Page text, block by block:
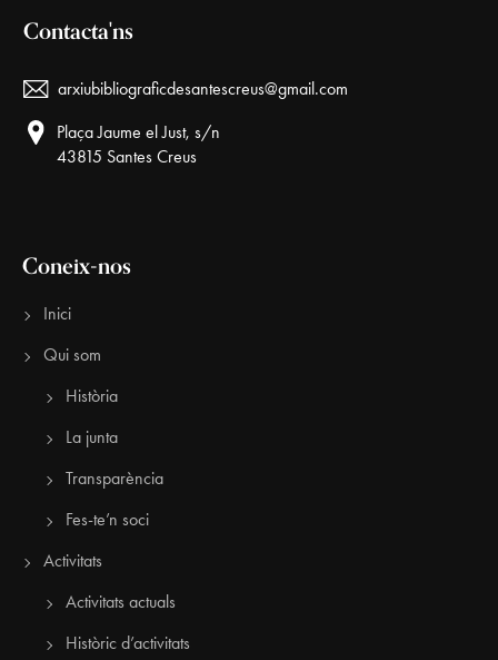
Contacta'ns
arxiubibliograficdesantescreus@gmail.com
Plaça Jaume el Just, s/n
43815 Santes Creus
Coneix-nos
Inici
Qui som
Història
La junta
Transparència
Fes-te’n soci
Activitats
Activitats actuals
Històric d’activitats